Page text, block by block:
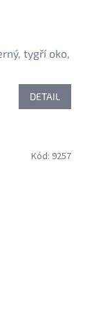
tygří oko,
DETAIL
Kód: 9257